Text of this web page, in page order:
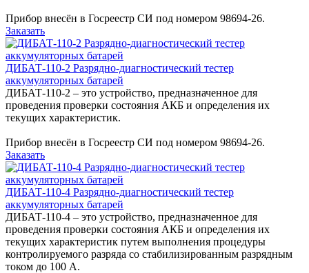
Прибор внесён в Госреестр СИ под номером 98694-26.
Заказать
ДИБАТ-110-2 Разрядно-диагностический тестер
аккумуляторных батарей
ДИБАТ-110-2 – это устройство, предназначенное для
проведения проверки состояния АКБ и определения их
текущих характеристик.
Прибор внесён в Госреестр СИ под номером 98694-26.
Заказать
ДИБАТ-110-4 Разрядно-диагностический тестер
аккумуляторных батарей
ДИБАТ-110-4 – это устройство, предназначенное для
проведения проверки состояния АКБ и определения их
текущих характеристик путем выполнения процедуры
контролируемого разряда со стабилизированным разрядным
током до 100 А.